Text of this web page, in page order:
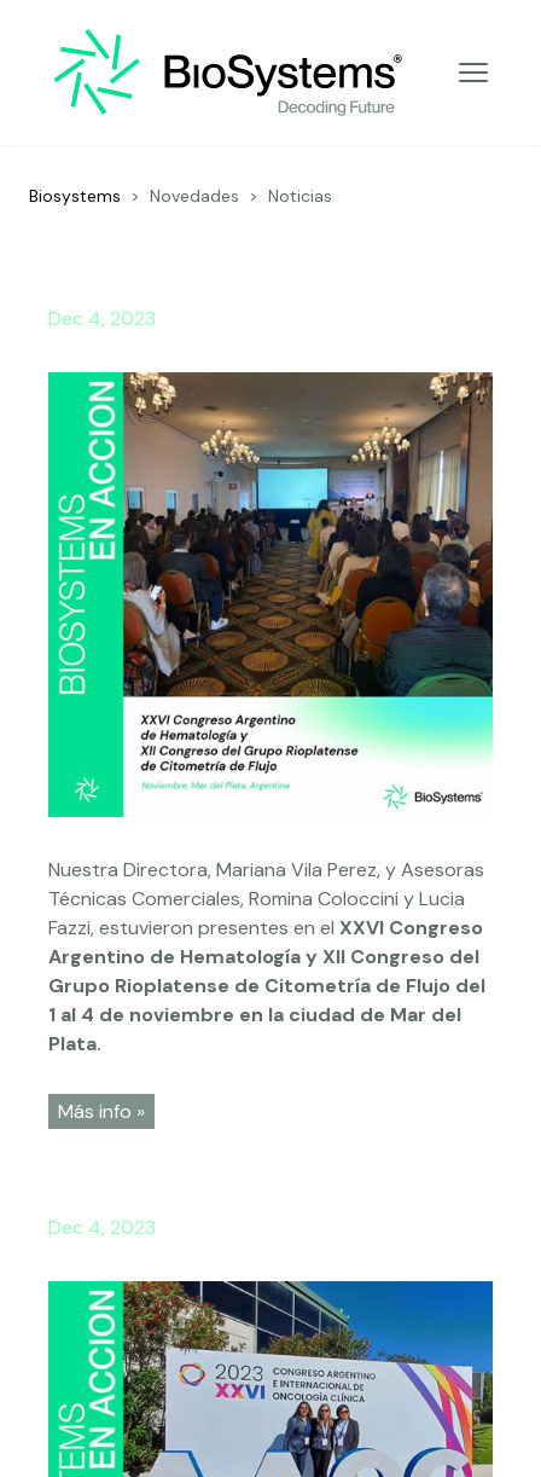
Decoding Future
Biosystems > Novedades > Noticias
Dec 4, 2023
Nuestra Directora, Mariana Vila Perez, y Asesoras
Técnicas Comerciales, Romina Coloccini y Lucia
Fazzi, estuvieron presentes en el XXVI Congreso
Argentino de Hematología y XII Congreso del
Grupo Rioplatense de Citometría de Flujo del
1 al 4 de noviembre en la ciudad de Mar del
Plata.
Más info »
Dec 4, 2023